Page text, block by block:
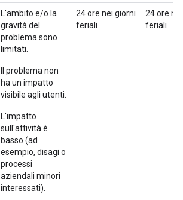
L'ambito e/o la
gravità del
problema sono
limitati.
Il problema non
ha un impatto
visibile agli utenti.
L'impatto
sull'attività è
basso (ad
esempio, disagi o
processi
aziendali minori
interessati).
24 ore nei giorni
feriali
24 ore
feriali